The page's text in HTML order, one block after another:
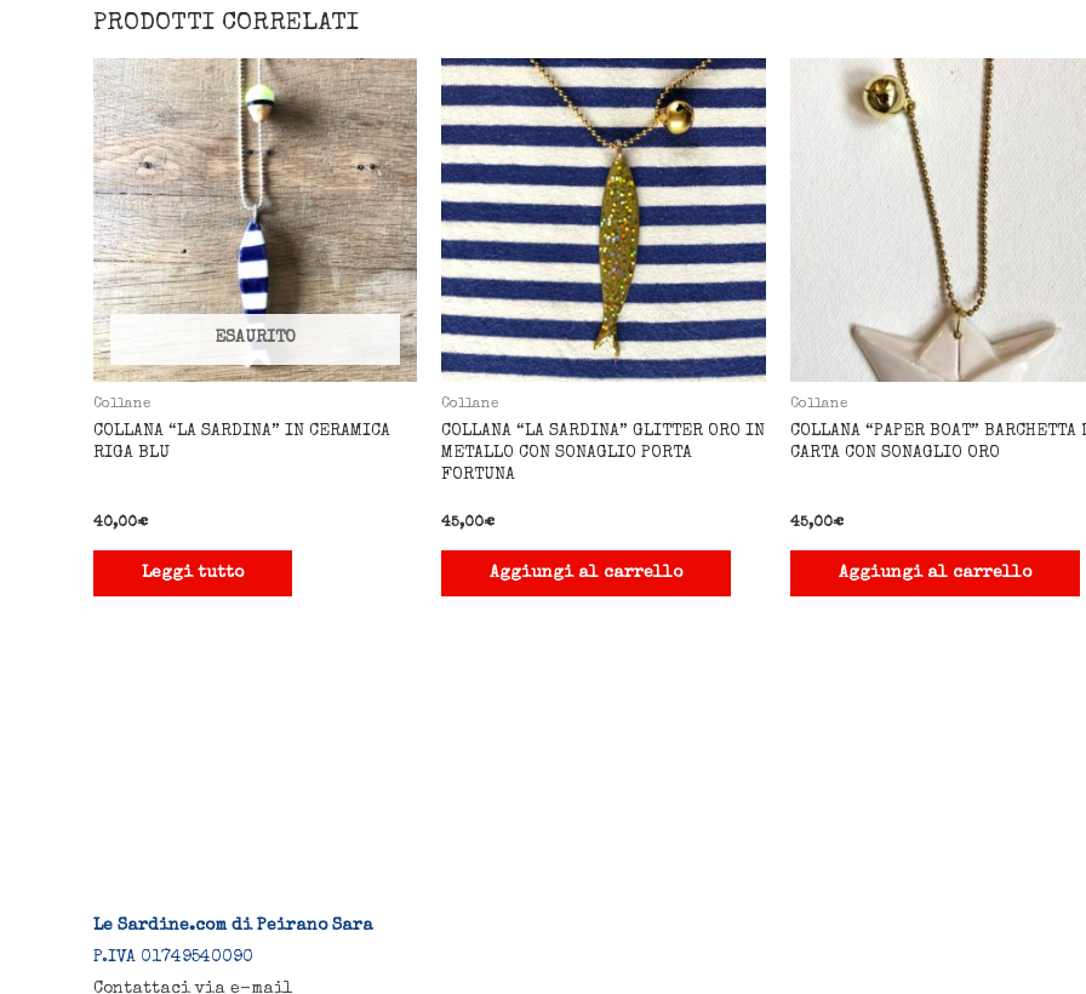
PRODOTTI CORRELATI
ESAURITO
Collane
COLLANA “LA SARDINA” IN CERAMICA
RIGA BLU
40,00€
Leggi tutto
Collane
COLLANA “LA SARDINA” GLITTER ORO IN
METALLO CON SONAGLIO PORTA
FORTUNA
45,00€
Aggiungi al carrello
Collane
COLLANA “PAPER BOAT” BARCHETTA
CARTA CON SONAGLIO ORO
45,00€
Aggiungi al carrello
Le Sardine.com di Peirano Sara
P.IVA 01749540090
Contattaci via e-mail